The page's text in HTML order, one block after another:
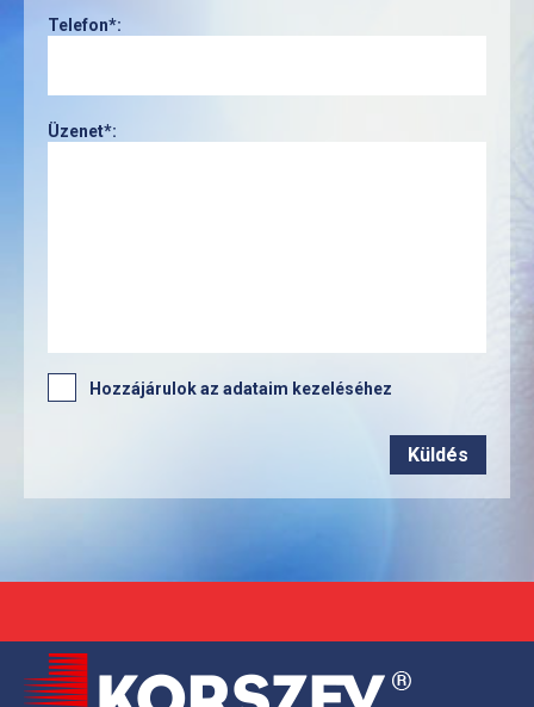
Telefon*:
Üzenet*:
Hozzájárulok az adataim kezeléséhez